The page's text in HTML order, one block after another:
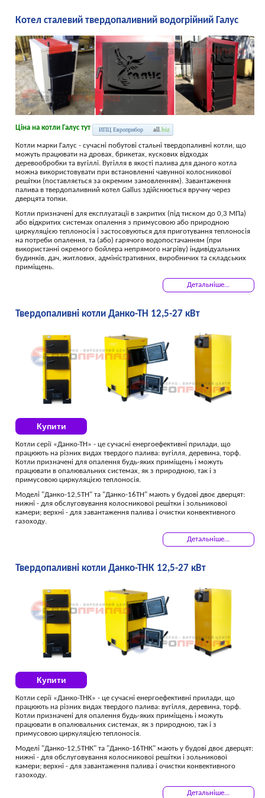
Котел сталевий твердопаливний водогрійний Галус
Ціна на котли Галус тут ИПЦ Европрибор all .biz
Котли марки Галус - сучасні побутові стальні твердопаливні котли, що
можуть працювати на дровах, брикетах, кускових відходах
деревообробки та вугіллі. Вугілля в якості палива для даного котла
можна використовувати при встановленні чавунної колосникової
решітки (поставляється за окремим замовленням). Завантаження
палива в твердопаливний котел Gallus здійснюється вручну через
дверцята топки.
Котли призначені для експлуатації в закритих (під тиском до 0,3 МПа)
або відкритих системах опалення з примусовою або природною
циркуляцією теплоносія і застосовуються для приготування теплоносія
на потреби опалення, та (або) гарячого водопостачанням (при
використанні окремого бойлера непрямого нагріву) індивідуальних
будинків, дач, житлових, адміністративних, виробничих та складських
приміщень.
Детальніше...
Твердопаливні котли Данко-ТН 12,5-27 кВт
Купити
Котли серії «Данко-ТН» - це сучасні енергоефективні прилади, що
працюють на різних видах твердого палива: вугілля, деревина, торф.
Котли призначені для опалення будь-яких приміщень і можуть
працювати в опалювальних системах, як з природною, так і з
примусовою циркуляцією теплоносія.
Моделі "Данко-12,5ТН" та "Данко-16ТН" мають у будові двоє дверцят:
нижні - для обслуговування колосникової решітки і зольникової
камери; верхні - для завантаження палива і очистки конвективного
газоходу.
Детальніше...
Твердопаливні котли Данко-ТНК 12,5-27 кВт
Купити
Котли серії «Данко-ТНК» - це сучасні енергоефективні прилади, що
працюють на різних видах твердого палива: вугілля, деревина, торф.
Котли призначені для опалення будь-яких приміщень і можуть
працювати в опалювальних системах, як з природною, так і з
примусовою циркуляцією теплоносія.
Моделі "Данко-12,5ТНК" та "Данко-16ТНК" мають у будові двоє дверцят:
нижні - для обслуговування колосникової решітки і зольникової
камери; верхні - для завантаження палива і очистки конвективного
газоходу.
Детальніше...